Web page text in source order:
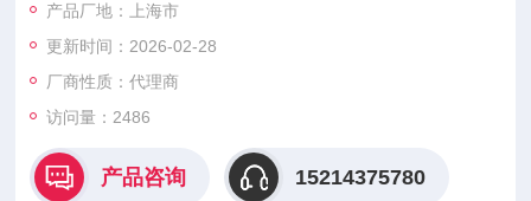
间。VG35EH阀是用于工程机械的开式系统多路方向控制阀。
Parker派克P70CP 是用于移动机械的片式、恒压、移动方向控
制阀。
产品厂地：上海市
更新时间：2026-02-28
厂商性质：代理商
访问量：2486
产品咨询 15214375780